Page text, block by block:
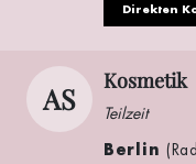
Direkten
AS
Kosmetik
Teilzeit
Berlin